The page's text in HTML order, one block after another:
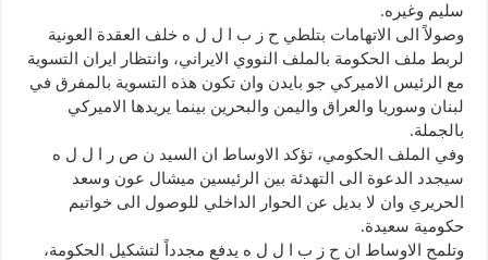
سليم وغيره.
وصولاً الى الاتهامات بتلطي ح ز ب ا ل ل ه خلف العقدة العونية
لربط ملف الحكومة بالملف النووي الايراني، وانتظار ايران التسوية
مع الرئيس الاميركي جو بايدن وان تكون هذه التسوية بالمفرق في
لبنان وسوريا والعراق واليمن والبحرين بينما يريدها الاميركي
بالجملة.
وفي الملف الحكومي، تؤكد الاوساط ان السيد ن ص ر ا ل ل ه
سيجدد الدعوة الى التهدئة بين الرئيسين ميشال عون وسعد
الحريري وان لا بديل عن الحوار الداخلي للوصول الى خواتيم
حكومية سعيدة.
وتلمح الاوساط ان ح ز ب ا ل ل ه يدفع مجدداً لتشكيل الحكومة،